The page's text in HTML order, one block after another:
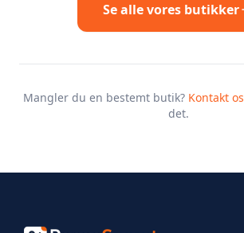
Se alle vores butikker
Mangler du en bestemt butik? Kontakt os
det.